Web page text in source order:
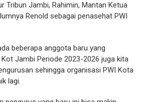
Tribun Jambi, Rahimin, Mantan Ketua
Renold sebagai penasehat PWI
beberapa anggota baru yang
Jambi Periode 2023-2026 juga kita
sehingga organisasi PWI Kota
lagi.